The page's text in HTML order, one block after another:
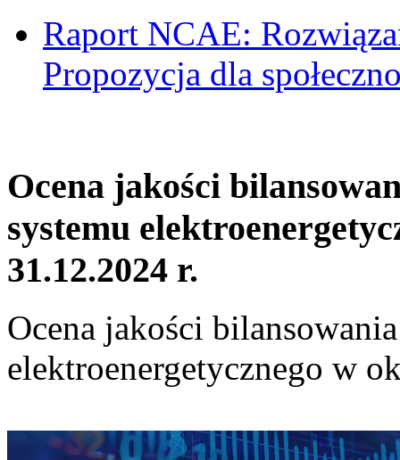
Raport NCAE:
Propozycja dla
Ocena jakości
systemu
31.12.2024 r.
Ocena jakości
elektroenergetycznego w